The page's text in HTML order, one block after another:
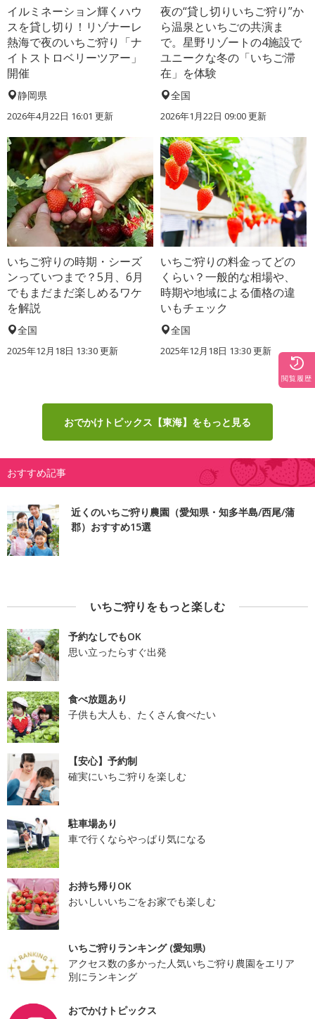
イルミネーション輝くハウ
スを貸し切り！リゾナーレ
熱海で夜のいちご狩り「ナ
イトストロベリーツアー」
開催
静岡県
2026年4月22日 16:01 更新
夜の“貸し切りいちご狩り”か
ら温泉といちごの共演ま
で。星野リゾートの4施設で
ユニークな冬の「いちご滞
在」を体験
全国
2026年1月22日 09:00 更新
いちご狩りの時期・シーズ
ンっていつまで？5月、6月
でもまだまだ楽しめるワケ
を解説
全国
2025年12月18日 13:30 更新
いちご狩りの料金ってどの
くらい？一般的な相場や、
時期や地域による価格の違
いもチェック
全国
2025年12月18日 13:30 更新
おでかけトピックス【東海】をもっと見る
おすすめ記事
近くのいちご狩り農園（愛知県・知多半島/西尾/蒲
郡）おすすめ15選
いちご狩りをもっと楽しむ
予約なしでもOK
思い立ったらすぐ出発
食べ放題あり
子供も大人も、たくさん食べたい
【安心】予約制
確実にいちご狩りを楽しむ
駐車場あり
車で行くならやっぱり気になる
お持ち帰りOK
おいしいいちごをお家でも楽しむ
いちご狩りランキング (愛知県)
アクセス数の多かった人気いちご狩り農園をエリア
別にランキング
おでかけトピックス
閲覧履歴